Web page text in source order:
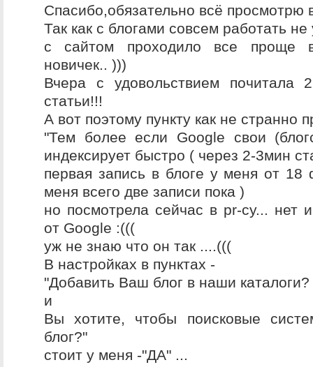
Спасибо,обязательно всё просмотрю
Так как с блогами совсем работать
с сайтом проходило все проще
новичек.. )))
Вчера с удовольствием почитала
статьи!!!
А вот поэтому пункту как не странно
"Тем более если Google свои
индексирует быстро ( через 2-3мин
первая запись в блоге у меня от 18
меня всего две записи пока )
но посмотрела сейчас в pr-cy... нет
от Google :(((
уж не знаю что он так ....(((
В настройках в пунктах -
"Добавить Ваш блог в наши каталоги?
и
Вы хотите, чтобы поисковые
блог?"
стоит у меня -"ДА" ...